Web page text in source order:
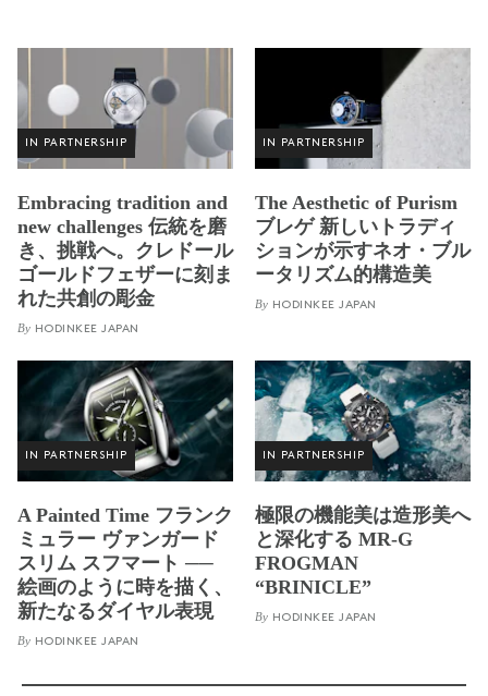
IN PARTNERSHIP
Embracing tradition and
new challenges 伝統を磨
き、挑戦へ。クレドール
ゴールドフェザーに刻ま
れた共創の彫金
By HODINKEE JAPAN
IN PARTNERSHIP
The Aesthetic of Purism
ブレゲ 新しいトラディ
ションが示すネオ・ブル
ータリズム的構造美
By HODINKEE JAPAN
IN PARTNERSHIP
A Painted Time フランク
ミュラー ヴァンガード
スリム スフマート ──
絵画のように時を描く、
新たなるダイヤル表現
By HODINKEE JAPAN
IN PARTNERSHIP
極限の機能美は造形美へ
と深化する MR-G
FROGMAN
“BRINICLE”
By HODINKEE JAPAN